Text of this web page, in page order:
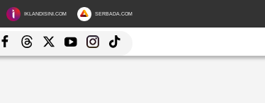
IKLANDISINI.COM SERBADA.COM